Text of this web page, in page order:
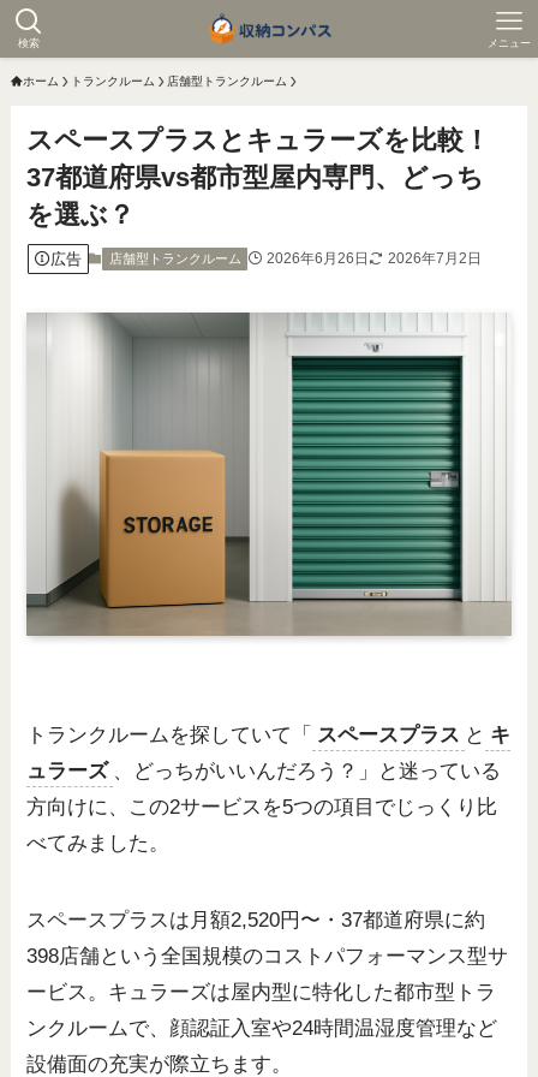
検索 メニュー
ホーム トランクルーム 店舗型トランクルーム
スペースプラスとキュラーズを比較！
37都道府県vs都市型屋内専門、どっち
を選ぶ？
広告 店舗型トランクルーム 2026年6月26日 2026年7月2日
トランクルームを探していて「 スペースプラス と キ
ュラーズ 、どっちがいいんだろう？」と迷っている
方向けに、この2サービスを5つの項目でじっくり比
べてみました。
スペースプラスは月額2,520円〜・37都道府県に約
398店舗という全国規模のコストパフォーマンス型サ
ービス。キュラーズは屋内型に特化した都市型トラ
ンクルームで、顔認証入室や24時間温湿度管理など
設備面の充実が際立ちます。